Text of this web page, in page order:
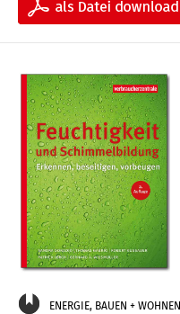
ENERGIE, BAUEN + WOHNEN